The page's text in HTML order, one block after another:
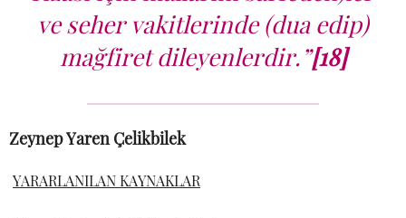
ve seher vakitlerinde (dua edip)
mağfiret dileyenlerdir.”[18]
Zeynep Yaren Çelikbilek
YARARLANILAN KAYNAKLAR